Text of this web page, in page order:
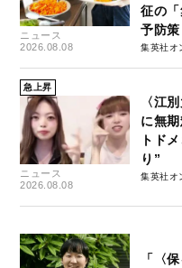
ニュース
2026.08.08
征の
予防策
集英社オ
急上昇
ニュース
2026.08.08
〈江
に無
トド
り”
集英社オ
「〈